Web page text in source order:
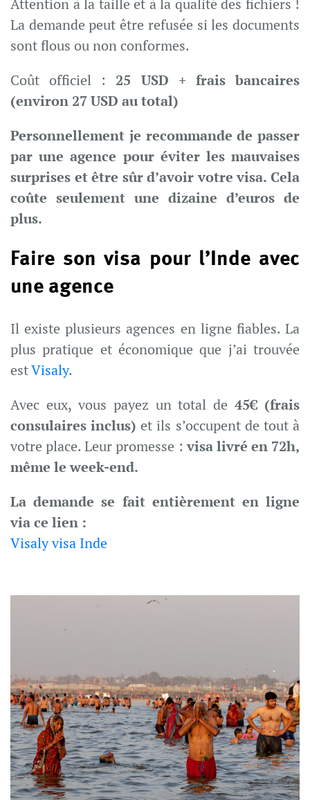
La demande peut être refusée si les documents
sont flous ou non conformes.
Coût officiel : 25 USD + frais bancaires
(environ 27 USD au total)
Personnellement je recommande de passer
par une agence pour éviter les mauvaises
surprises et être sûr d’avoir votre visa. Cela
coûte seulement une dizaine d’euros de
plus.
Faire son visa pour l’Inde avec
une agence
Il existe plusieurs agences en ligne fiables. La
plus pratique et économique que j’ai trouvée
estVisaly.
Avec eux, vous payez un total de45€ (frais
consulaires inclus) et ils s’occupent de tout à
votre place. Leur promesse :visa livré en 72h,
même le week-end.
La demande se fait entièrement en ligne
via ce lien :
Visaly visa Inde